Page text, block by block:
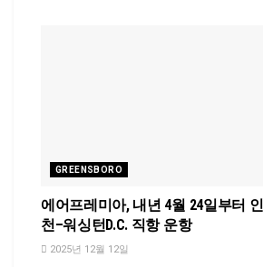
GREENSBORO
에어프레미아, 내년 4월 24일부터 인
천–워싱턴D.C. 직항 운항
2025년 12월 12일